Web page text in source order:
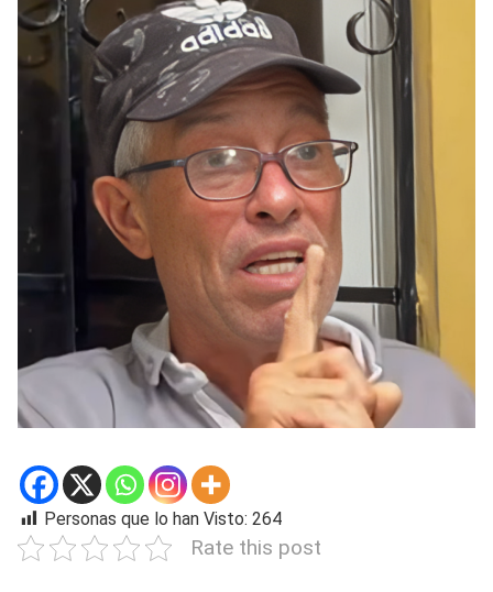
Personas que lo han Visto: 264
Rate this post